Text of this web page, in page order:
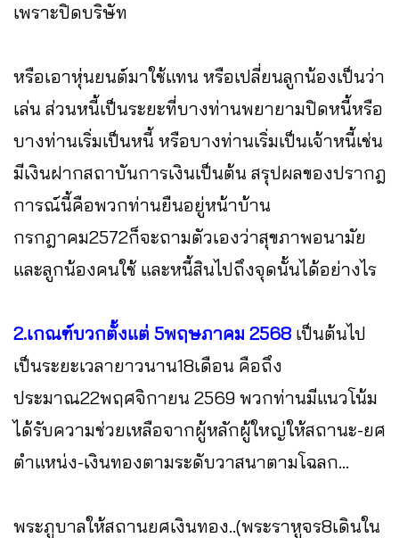
เพราะปิดบริษัท
หรือเอาหุ่นยนต์มาใช้แทน หรือเปลี่ยนลูกน้องเป็นว่า
เล่น ส่วนหนี้เป็นระยะที่บางท่านพยายามปิดหนี้หรือ
บางท่านเริ่มเป็นหนี้ หรือบางท่านเริ่มเป็นเจ้าหนี้เช่น
มีเงินฝากสถาบันการเงินเป็นต้น สรุปผลของปรากฎ
การณ์นี้คือพวกท่านยืนอยู่หน้าบ้าน
กรกฎาคม2572ก็จะถามตัวเองว่าสุขภาพอนามัย
และลูกน้องคนใช้ และหนี้สินไปถึงจุดนั้นได้อย่างไร
2.เกณฑ์บวกตั้งแต่ 5พฤษภาคม 2568 เป็นต้นไป
เป็นระยะเวลายาวนาน18เดือน คือถึง
ประมาณ22พฤศจิกายน 2569 พวกท่านมีแนวโน้ม
ได้รับความช่วยเหลือจากผู้หลักผู้ใหญ่ให้สถานะ-ยศ
ตำแหน่ง-เงินทองตามระดับวาสนาตามโฉลก...
พระภูบาลให้สถานยศเงินทอง..(พระราหูจร8เดินใน